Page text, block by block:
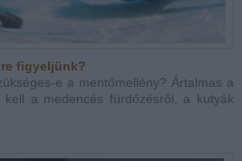
figyeljünk?
e a mentőmellény? Ártalmas a
a medencés fürdőzésről, a kutyák